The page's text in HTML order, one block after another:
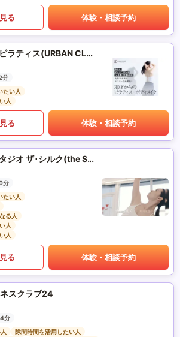
る 体験・相談予約
アーバンクラシックピラティス(URBAN CLASSIC PILATES)
分
たい人
人
る 体験・相談予約
マシンピラティススタジオ ザ･シルク(the SILK)
分
たい人
る人
人
人
る 体験・相談予約
スクラブ24
分
隙間時間を活用したい人